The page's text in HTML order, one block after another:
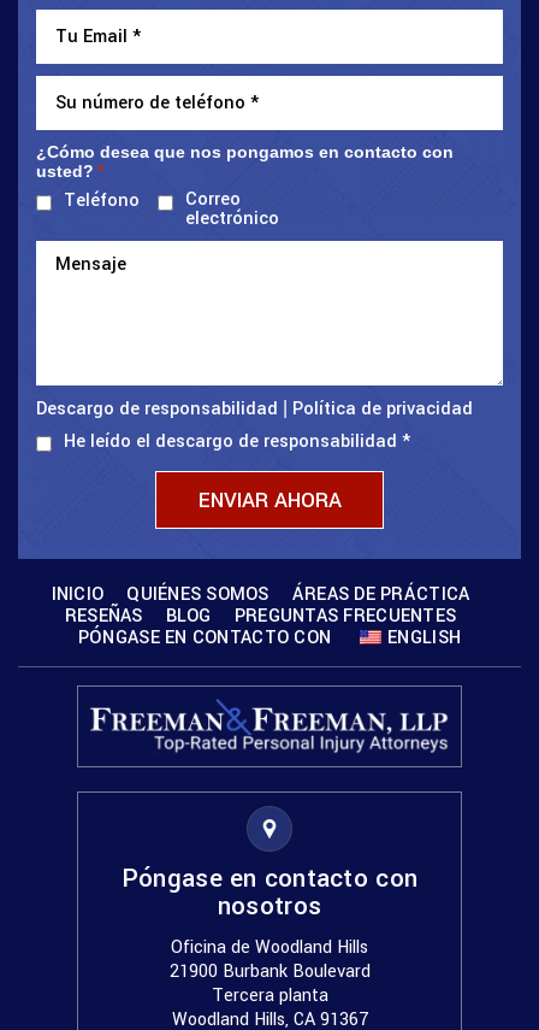
¿Cómo desea que nos pongamos en contacto con
usted? *
Teléfono Correo
electrónico
Descargo de responsabilidad
Política de privacidad
He leído el descargo de responsabilidad *
INICIO QUIÉNES SOMOS
ÁREAS DE PRÁCTICA
RESEÑAS
BLOG
PREGUNTAS FRECUENTES
PÓNGASE EN CONTACTO CON
ENGLISH
Póngase en contacto con
nosotros
Oficina de Woodland Hills
21900 Burbank Boulevard
Tercera planta
Woodland Hills, CA 91367